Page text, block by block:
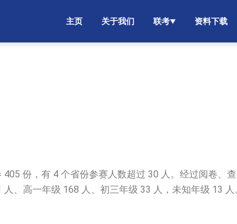
主页 关于我们 联考▼ 资料下载
份，有 4 个省份参赛人数超过 30 人。经过阅卷、
、高一年级 168 人、初三年级 33 人，未知年级 13 人